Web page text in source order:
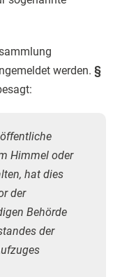
werden. §
Himmel oder
hat dies
der
Behörde
der